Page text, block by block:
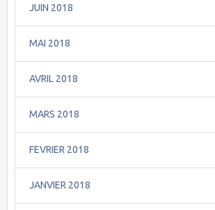
JUIN 2018
MAI 2018
AVRIL 2018
MARS 2018
FEVRIER 2018
JANVIER 2018